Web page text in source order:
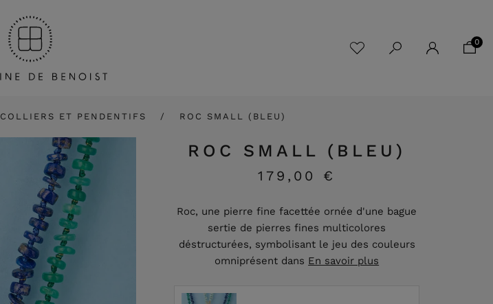
0
COLLIERS ET PENDENTIFS ROC SMALL (BLEU)
ROC SMALL (BLEU)
179,00 €
Roc, une pierre fine facettée ornée d'une bague
sertie de pierres fines multicolores
déstructurées, symbolisant le jeu des couleurs
omniprésent dans En savoir plus